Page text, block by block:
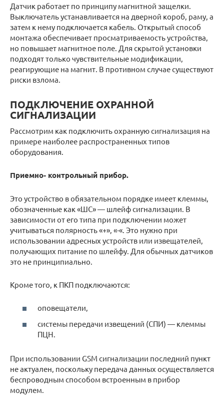
Датчик работает по принципу магнитной защелки.
Выключатель устанавливается на дверной короб, раму, а
затем к нему подключается кабель. Открытый способ
монтажа обеспечивает просматриваемость устройства,
но повышает магнитное поле. Для скрытой установки
подходят только чувствительные модификации,
реагирующие на магнит. В противном случае существуют
риски взлома.
ПОДКЛЮЧЕНИЕ ОХРАННОЙ
СИГНАЛИЗАЦИИ
Рассмотрим как подключить охранную сигнализация на
примере наиболее распространенных типов
оборудования.
Приемно- контрольный прибор.
Это устройство в обязательном порядке имеет клеммы,
обозначенные как «ШС» — шлейф сигнализации. В
зависимости от его типа при подключении может
учитываться полярность «+», «-«. Это нужно при
использовании адресных устройств или извещателей,
получающих питание по шлейфу. Для обычных датчиков
это не принципиально.
Кроме того, к ПКП подключаются:
оповещатели,
системы передачи извещений (СПИ) — клеммы
ПЦН.
При использовании GSM сигнализации последний пункт
не актуален, поскольку передача данных осуществляется
беспроводным способом встроенным в прибор
модулем.